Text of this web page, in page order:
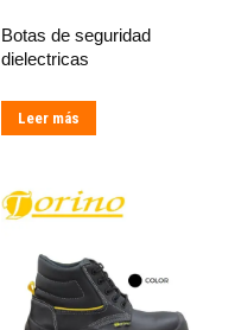
Botas de seguridad
dielectricas
Leer más